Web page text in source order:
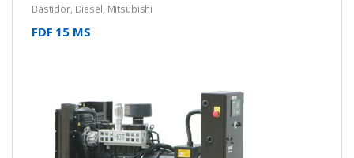
Bastidor, Diesel, Mitsubishi
FDF 15 MS